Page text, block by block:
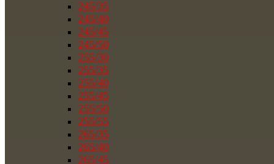
245/35
245/40
245/45
245/50
255/30
255/35
255/40
255/45
255/50
255/55
265/35
265/40
265/45